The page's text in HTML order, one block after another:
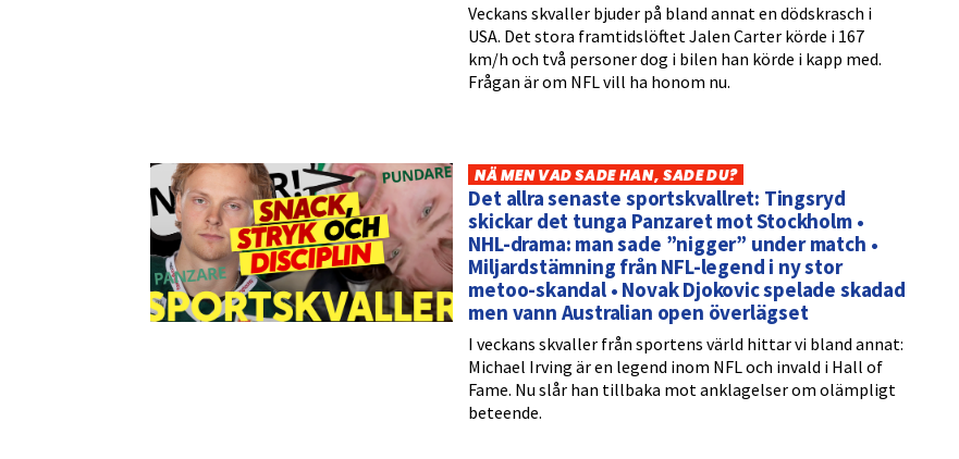
Veckans skvaller bjuder på bland annat en dödskrasch i
USA. Det stora framtidslöftet Jalen Carter körde i 167
km/h och två personer dog i bilen han körde i kapp med.
Frågan är om NFL vill ha honom nu.
NÄ MEN VAD SADE HAN, SADE DU?
Det allra senaste sportskvallret: Tingsryd
skickar det tunga Panzaret mot Stockholm •
NHL-drama: man sade ”nigger” under match •
Miljardstämning från NFL-legend i ny stor
metoo-skandal • Novak Djokovic spelade skadad
men vann Australian open överlägset
I veckans skvaller från sportens värld hittar vi bland annat:
Michael Irving är en legend inom NFL och invald i Hall of
Fame. Nu slår han tillbaka mot anklagelser om olämpligt
beteende.